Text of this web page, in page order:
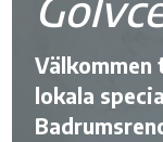
Välkommen
lokala